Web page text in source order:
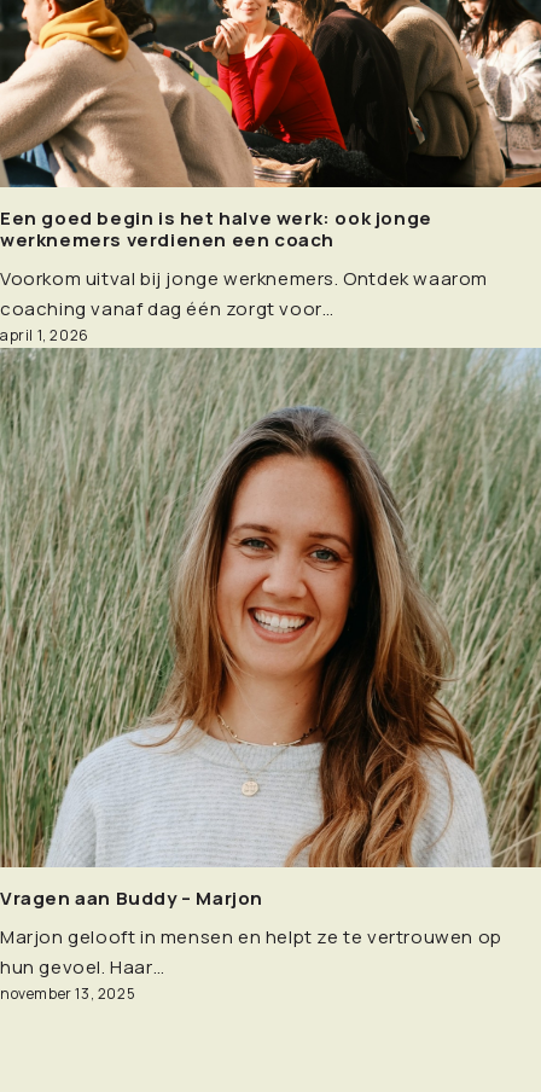
Een goed begin is het halve werk: ook jonge
werknemers verdienen een coach
Voorkom uitval bij jonge werknemers. Ontdek waarom
coaching vanaf dag één zorgt voor…
april 1, 2026
Vragen aan Buddy – Marjon
Marjon gelooft in mensen en helpt ze te vertrouwen op
hun gevoel. Haar…
november 13, 2025